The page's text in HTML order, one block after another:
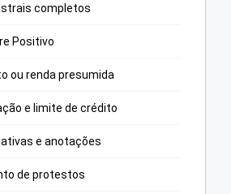
completos
Positivo
ou renda presumida
e limite de crédito
e anotações
de protestos